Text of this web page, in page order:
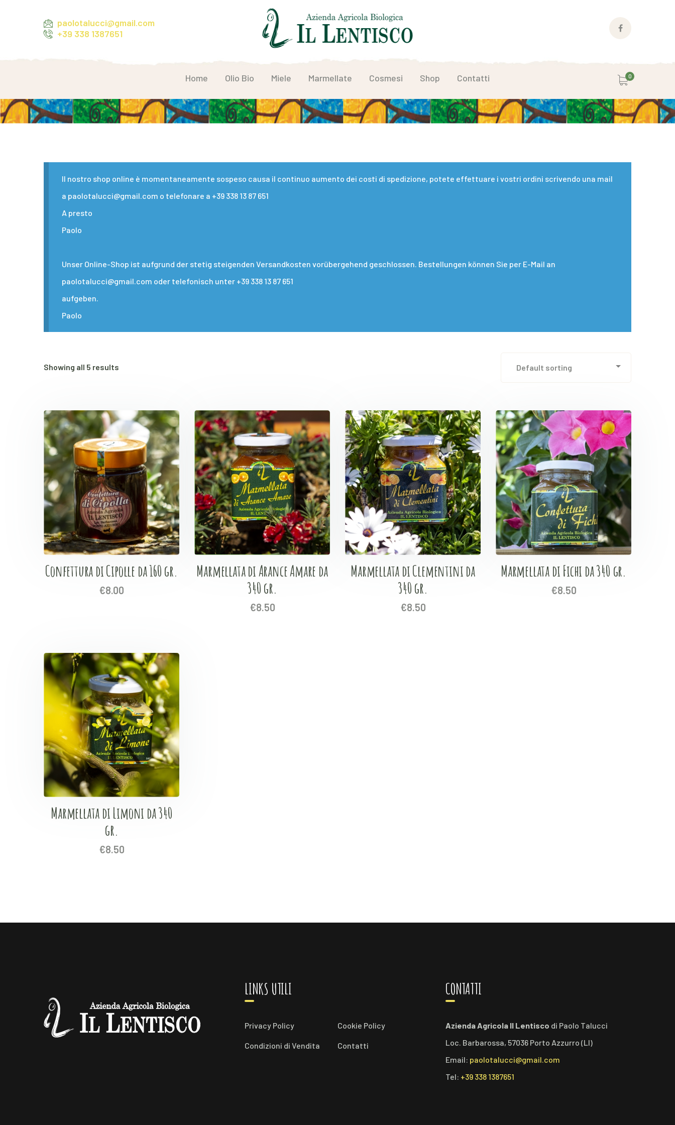
paolotalucci@gmail.com
+39 338 1387651
Facebook
0
Home Olio Bio Miele Marmellate Cosmesi Shop Contatti
Il nostro shop online è momentaneamente sospeso causa il continuo aumento dei costi di spedizione, potete effettuare i vostri ordini scrivendo una mail
a paolotalucci@gmail.com o telefonare a +39 338 13 87 651
A presto
Paolo
Unser Online-Shop ist aufgrund der stetig steigenden Versandkosten vorübergehend geschlossen. Bestellungen können Sie per E-Mail an
paolotalucci@gmail.com oder telefonisch unter +39 338 13 87 651
aufgeben.
Paolo
Showing all 5 results
Confettura di Cipolle da 160 gr.
€8.00
Marmellata di Arance Amare da
340 gr.
€8.50
Marmellata di Clementini da
340 gr.
€8.50
Marmellata di Fichi da 340 gr.
€8.50
Marmellata di Limoni da 340
gr.
€8.50
LINKS UTILI
Privacy Policy Cookie Policy
Condizioni di Vendita Contatti
CONTATTI
Azienda Agricola Il Lentisco di Paolo Talucci
Loc. Barbarossa, 57036 Porto Azzurro (LI)
Email: paolotalucci@gmail.com
Tel: +39 338 1387651